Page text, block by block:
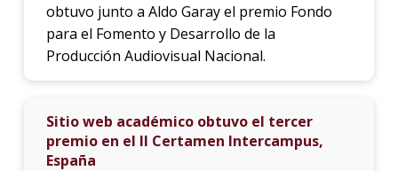
obtuvo junto a Aldo Garay el premio Fondo
para el Fomento y Desarrollo de la
Producción Audiovisual Nacional.
Sitio web académico obtuvo el tercer
premio en el II Certamen Intercampus,
España